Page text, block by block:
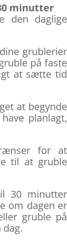
minutter
den daglige
grublerier
på faste
at sætte tid
at begynde
planlagt,
for at
til at gruble
30 minutter
om dagen er
gruble på